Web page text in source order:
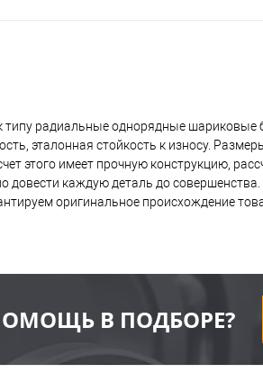
типу радиальные однорядные
эталонная стойкость к износу.
этого имеет прочную конструкцию,
довести каждую деталь до
оригинальное происхождение
В ПОДБОРЕ?